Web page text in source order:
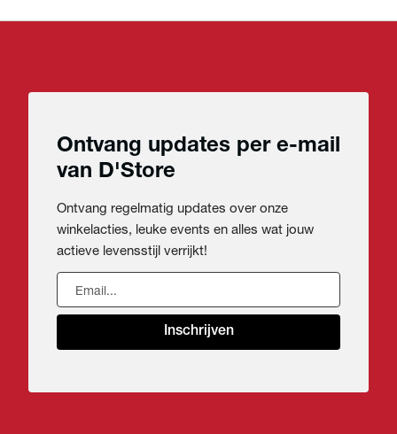
Ontvang updates per e-mail
van D'Store
Ontvang regelmatig updates over onze
winkelacties, leuke events en alles wat jouw
actieve levensstijl verrijkt!
Inschrijven